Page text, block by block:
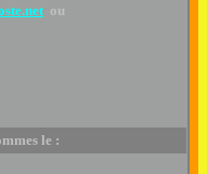
ou
le :